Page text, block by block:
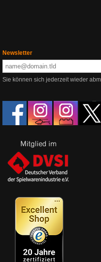
Newsletter
Sie können sich jederzeit wieder